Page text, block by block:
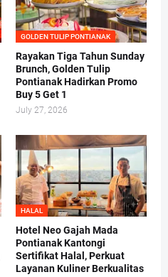
GOLDEN TULIP PONTIANAK
Rayakan Tiga Tahun Sunday
Brunch, Golden Tulip
Pontianak Hadirkan Promo
Buy 5 Get 1
July 27, 2026
HALAL
Hotel Neo Gajah Mada
Pontianak Kantongi
Sertifikat Halal, Perkuat
Layanan Kuliner Berkualitas